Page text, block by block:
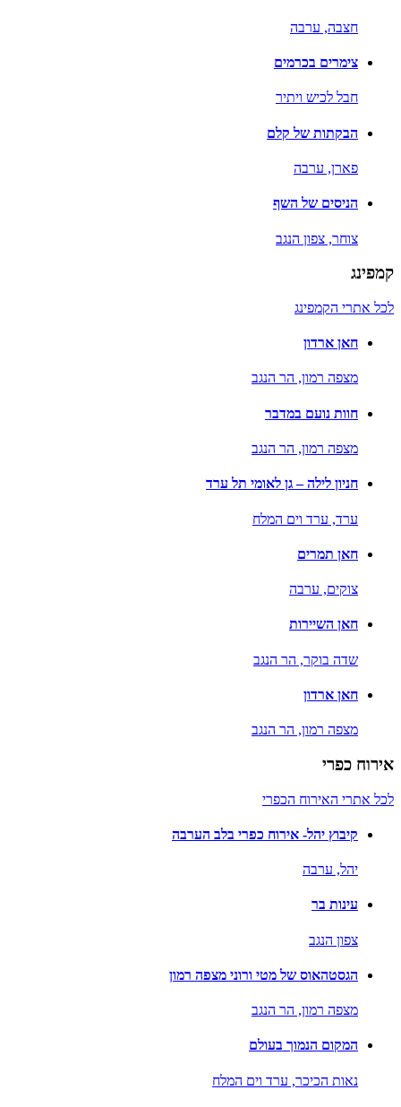
חצבה, ערבה
צימרים בכרמים
חבל לכיש ויתיר
הבקתות של קלם
פארן, ערבה
הניסים של השף
צוחר, צפון הנגב
קמפינג
לכל אתרי הקמפינג
חאן ארדון
מצפה רמון, הר הנגב
חוות נועם במדבר
מצפה רמון, הר הנגב
חניון לילה – גן לאומי תל ערד
ערד, ערד וים המלח
חאן תמרים
צוקים, ערבה
חאן השיירות
שדה בוקר, הר הנגב
חאן ארדון
מצפה רמון, הר הנגב
אירוח כפרי
לכל אתרי האירוח הכפרי
קיבוץ יהל- אירוח כפרי בלב הערבה
יהל, ערבה
עינות בר
צפון הנגב
הגסטהאוס של מטי ורוני מצפה רמון
מצפה רמון, הר הנגב
המקום הנמוך בעולם
נאות הכיכר, ערד וים המלח